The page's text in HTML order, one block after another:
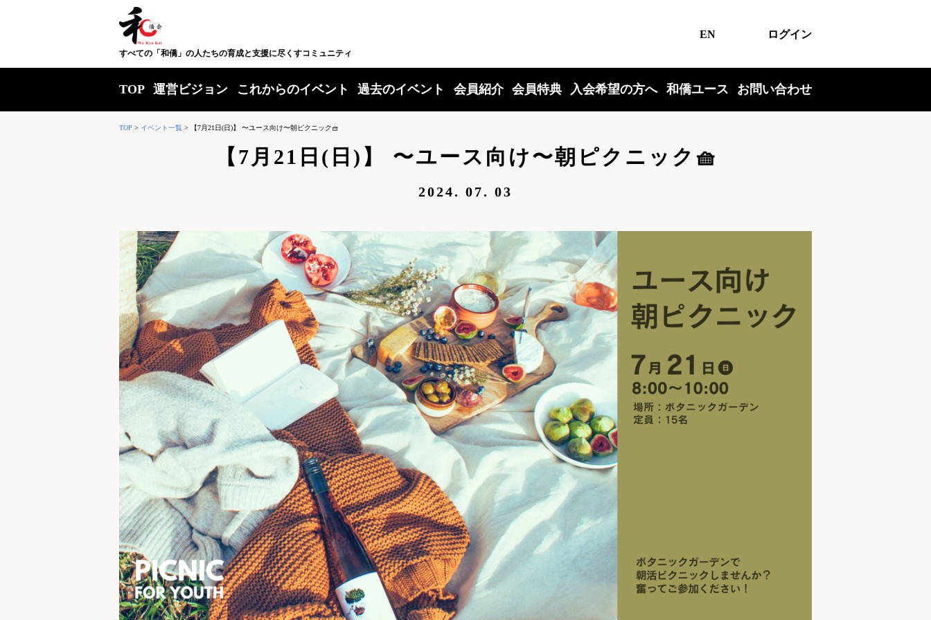
すべての「和僑」の人たちの育成と支援に尽くすコミュニティ
EN ログイン
TOP 運営ビジョン これからのイベント 過去のイベント 会員紹介 会員特典 入会希望の方へ 和僑ユース お問い合わせ
TOP > イベント一覧 > 【7月21日(日)】 〜ユース向け〜朝ピクニック🧺
【7月21日(日)】 〜ユース向け〜朝ピクニック🧺
2024. 07. 03